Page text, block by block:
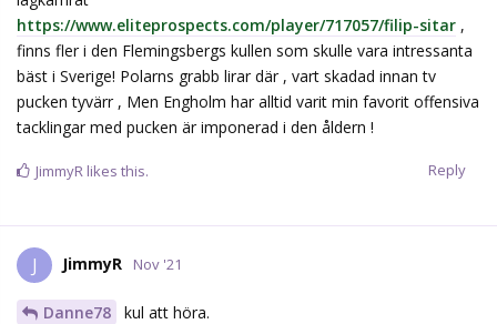
https://www.eliteprospects.com/player/717057/filip-sitar ,
finns fler i den Flemingsbergs kullen som skulle vara intressanta
bäst i Sverige! Polarns grabb lirar där , vart skadad innan tv
pucken tyvärr , Men Engholm har alltid varit min favorit offensiva
tacklingar med pucken är imponerad i den åldern !
Reply
JimmyR likes this.
J JimmyR Nov '21
Danne78 kul att höra.